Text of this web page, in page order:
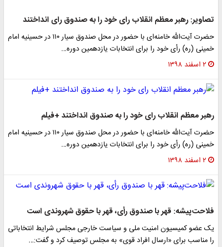
تصاویر: رهبر معظم انقلاب رای خود را به صندوق رای انداختند
حضرت آیت‌الله خامنه‌ای با حضور در محل صندوق سیار ۱۱۰ در حسینیه امام
خمینی (ره) رأی خود را برای انتخابات یازدهمین دوره…
۲ اسفند ۱۳۹۸
رهبر معظم انقلاب رای خود را به صندوق انداختند +فیلم
حضرت آیت‌الله خامنه‌ای با حضور در محل صندوق سیار ۱۱۰ در حسینیه امام
خمینی (ره) رأی خود را برای انتخابات یازدهمین دوره…
۲ اسفند ۱۳۹۸
فلاحت‌پیشه: قهر با صندوق رأی، قهر با حقوق شهروندی است
یک عضو کمیسیون امنیت ملی و سیاست خارجی مجلس شرایط انتخاباتی
را مناسب برای «ارسال افراد قوی» به مجلس توصیف کرد و گفت:…